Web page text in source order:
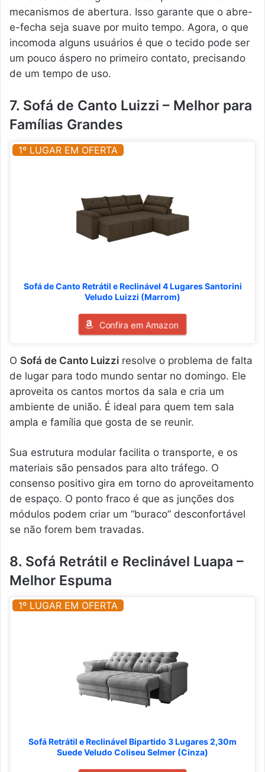
mecanismos de abertura. Isso garante que o abre-
e-fecha seja suave por muito tempo. Agora, o que
incomoda alguns usuários é que o tecido pode ser
um pouco áspero no primeiro contato, precisando
de um tempo de uso.
7. Sofá de Canto Luizzi – Melhor para
Famílias Grandes
1º LUGAR EM OFERTA
Sofá de Canto Retrátil e Reclinável 4 Lugares Santorini
Veludo Luizzi (Marrom)
Confira em Amazon
O Sofá de Canto Luizzi resolve o problema de falta
de lugar para todo mundo sentar no domingo. Ele
aproveita os cantos mortos da sala e cria um
ambiente de união. É ideal para quem tem sala
ampla e família que gosta de se reunir.
Sua estrutura modular facilita o transporte, e os
materiais são pensados para alto tráfego. O
consenso positivo gira em torno do aproveitamento
de espaço. O ponto fraco é que as junções dos
módulos podem criar um “buraco” desconfortável
se não forem bem travadas.
8. Sofá Retrátil e Reclinável Luapa –
Melhor Espuma
1º LUGAR EM OFERTA
Sofá Retrátil e Reclinável Bipartido 3 Lugares 2,30m
Suede Veludo Coliseu Selmer (Cinza)